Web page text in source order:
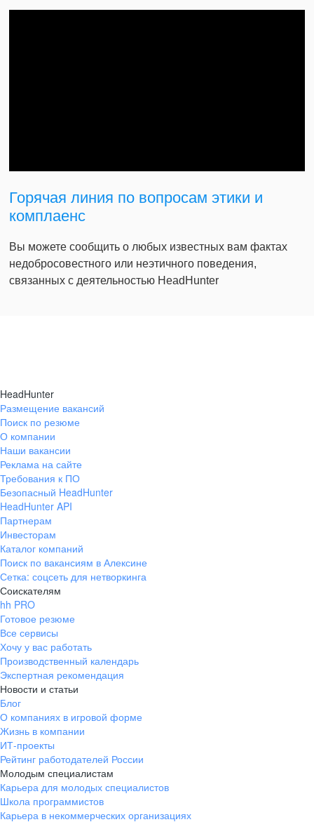
Горячая линия по вопросам этики и
комплаенс
Вы можете сообщить о любых известных вам фактах
недобросовестного или неэтичного поведения,
связанных с деятельностью HeadHunter
HeadHunter
Размещение вакансий
Поиск по резюме
О компании
Наши вакансии
Реклама на сайте
Требования к ПО
Безопасный HeadHunter
HeadHunter API
Партнерам
Инвесторам
Каталог компаний
Поиск по вакансиям в Алексине
Сетка: соцсеть для нетворкинга
Соискателям
hh PRO
Готовое резюме
Все сервисы
Хочу у вас работать
Производственный календарь
Экспертная рекомендация
Новости и статьи
Блог
О компаниях в игровой форме
Жизнь в компании
ИТ-проекты
Рейтинг работодателей России
Молодым специалистам
Карьера для молодых специалистов
Школа программистов
Карьера в некоммерческих организациях